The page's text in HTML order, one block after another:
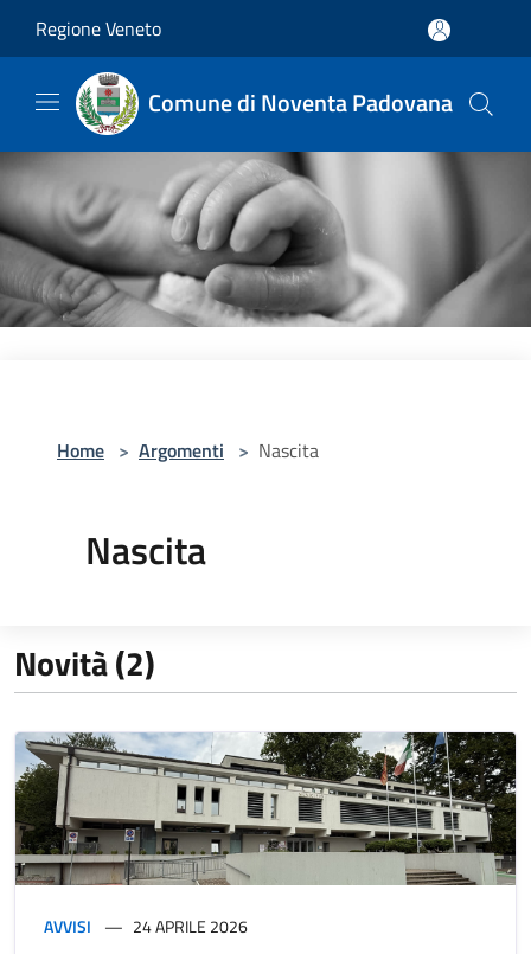
Regione Veneto
Comune di Noventa Padovana
Home > Argomenti > Nascita
Nascita
Novità (2)
AVVISI 24 APRILE 2026